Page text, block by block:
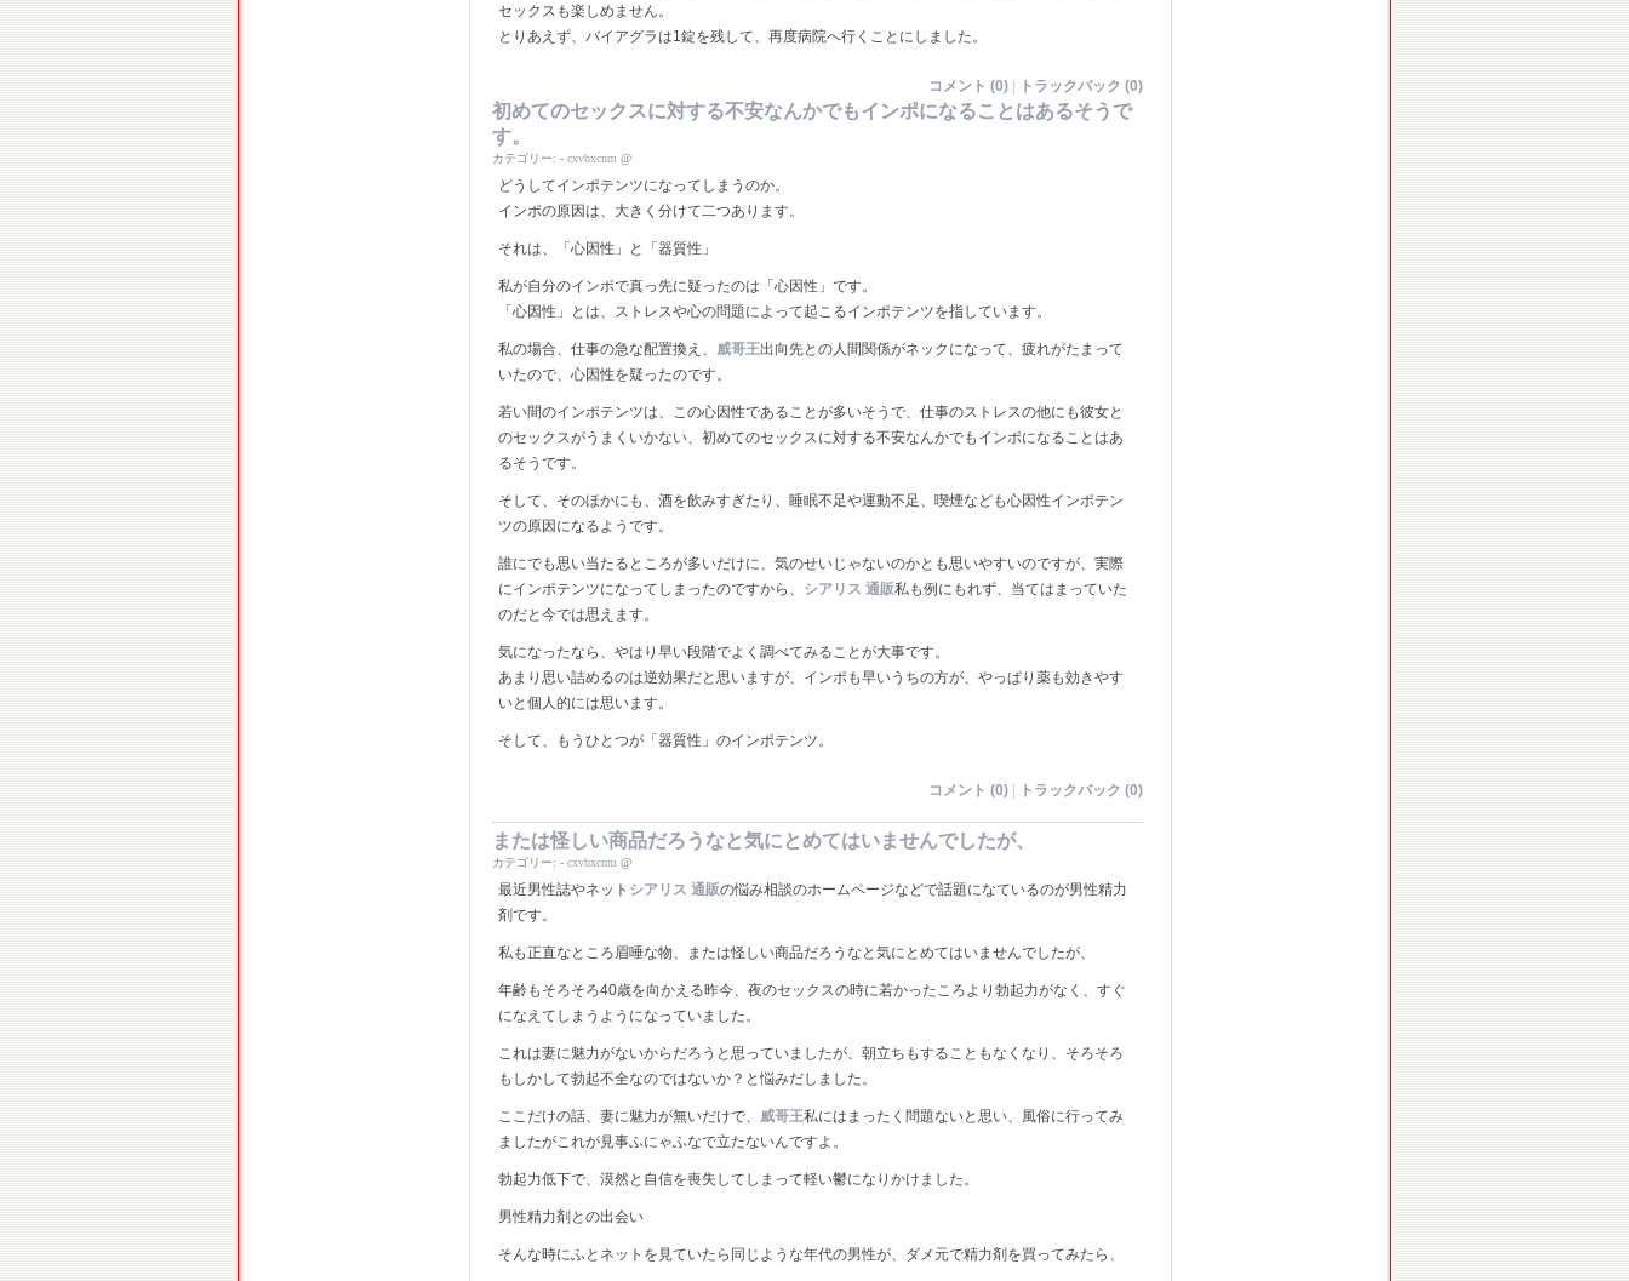
セックスも楽しめません。
とりあえず、バイアグラは1錠を残して、再度病院へ行くことにしました。
コメント (0) | トラックバック (0)
初めてのセックスに対する不安なんかでもインポになることはあるそうで
す。
カテゴリー: - cxvbxcnm @
どうしてインポテンツになってしまうのか。
インポの原因は、大きく分けて二つあります。
それは、「心因性」と「器質性」
私が自分のインポで真っ先に疑ったのは「心因性」です。
「心因性」とは、ストレスや心の問題によって起こるインポテンツを指しています。
私の場合、仕事の急な配置換え、 威哥王出向先との人間関係がネックになって、疲れがたまって
いたので、心因性を疑ったのです。
若い間のインポテンツは、この心因性であることが多いそうで、仕事のストレスの他にも彼女と
のセックスがうまくいかない、初めてのセックスに対する不安なんかでもインポになることはあ
るそうです。
そして、そのほかにも、酒を飲みすぎたり、睡眠不足や運動不足、喫煙なども心因性インポテン
ツの原因になるようです。
誰にでも思い当たるところが多いだけに、気のせいじゃないのかとも思いやすいのですが、実際
にインポテンツになってしまったのですから、 シアリス 通販私も例にもれず、当てはまっていた
のだと今では思えます。
気になったなら、やはり早い段階でよく調べてみることが大事です。
あまり思い詰めるのは逆効果だと思いますが、インポも早いうちの方が、やっぱり薬も効きやす
いと個人的には思います。
そして、もうひとつが「器質性」のインポテンツ。
コメント (0) | トラックバック (0)
または怪しい商品だろうなと気にとめてはいませんでしたが、
カテゴリー: - cxvbxcnm @
最近男性誌やネット シアリス 通販の悩み相談のホームページなどで話題になているのが男性精力
剤です。
私も正直なところ眉唾な物、または怪しい商品だろうなと気にとめてはいませんでしたが、
年齢もそろそろ40歳を向かえる昨今、夜のセックスの時に若かったころより勃起力がなく、すぐ
になえてしまうようになっていました。
これは妻に魅力がないからだろうと思っていましたが、朝立ちもすることもなくなり、そろそろ
もしかして勃起不全なのではないか？と悩みだしました。
ここだけの話、妻に魅力が無いだけで、 威哥王私にはまったく問題ないと思い、風俗に行ってみ
ましたがこれが見事ふにゃふなで立たないんですよ。
勃起力低下で、漠然と自信を喪失してしまって軽い鬱になりかけました。
男性精力剤との出会い
そんな時にふとネットを見ていたら同じような年代の男性が、ダメ元で精力剤を買ってみたら、